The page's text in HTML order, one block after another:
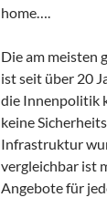
home….
Die am meisten
ist seit über 20
die Innenpolitik
keine
Infrastruktur
vergleichbar ist
Angebote für